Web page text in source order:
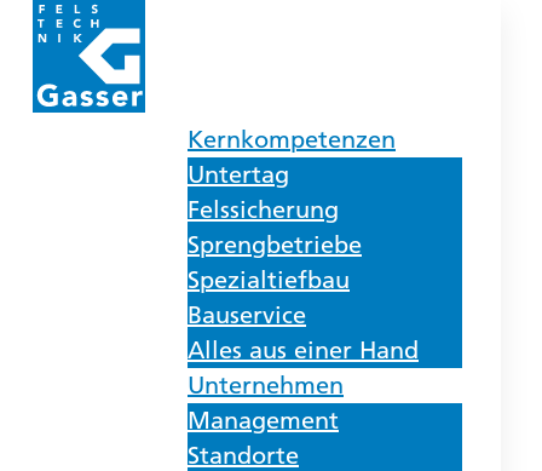
Kernkompetenzen
Untertag
Felssicherung
Sprengbetriebe
Spezialtiefbau
Bauservice
Alles aus einer Hand
Unternehmen
Management
Standorte